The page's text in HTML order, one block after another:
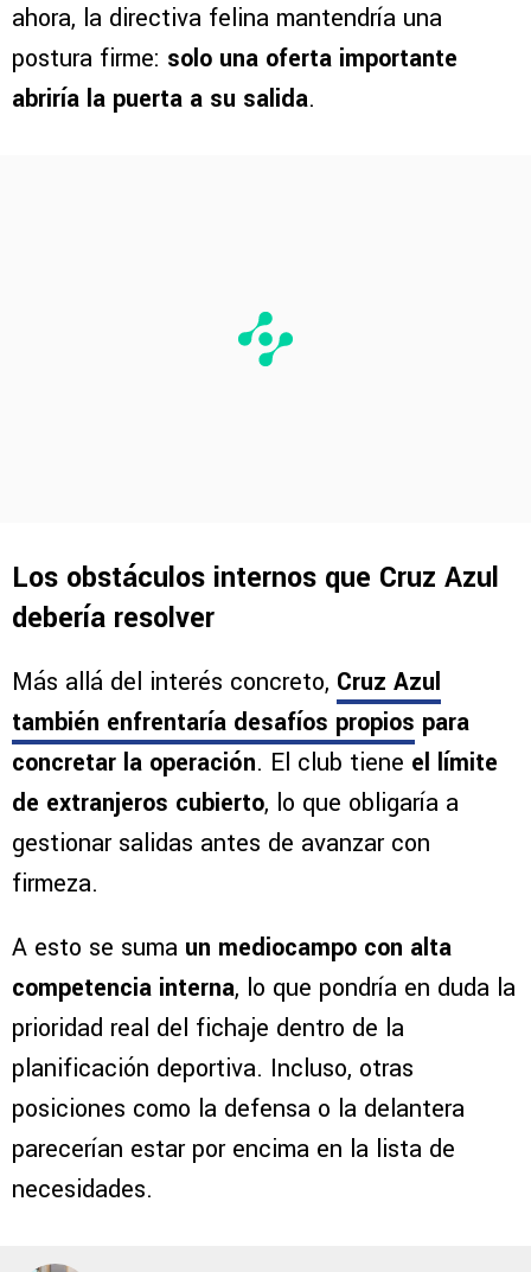
ahora, la directiva felina mantendría una
postura firme: solo una oferta importante
abriría la puerta a su salida.
Los obstáculos internos que Cruz Azul
debería resolver
Más allá del interés concreto, Cruz Azul
también enfrentaría desafíos propios para
concretar la operación. El club tiene el límite
de extranjeros cubierto, lo que obligaría a
gestionar salidas antes de avanzar con
firmeza.
A esto se suma un mediocampo con alta
competencia interna, lo que pondría en duda la
prioridad real del fichaje dentro de la
planificación deportiva. Incluso, otras
posiciones como la defensa o la delantera
parecerían estar por encima en la lista de
necesidades.